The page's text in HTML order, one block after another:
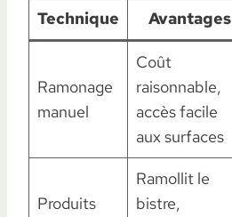
Technique Avantages
Ramonage
manuel
Coût
raisonnable,
accès facile
aux surfaces
Produits
Ramollit le
bistre,